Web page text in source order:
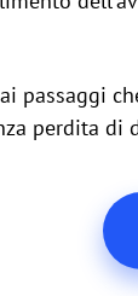
passaggi
perdita di